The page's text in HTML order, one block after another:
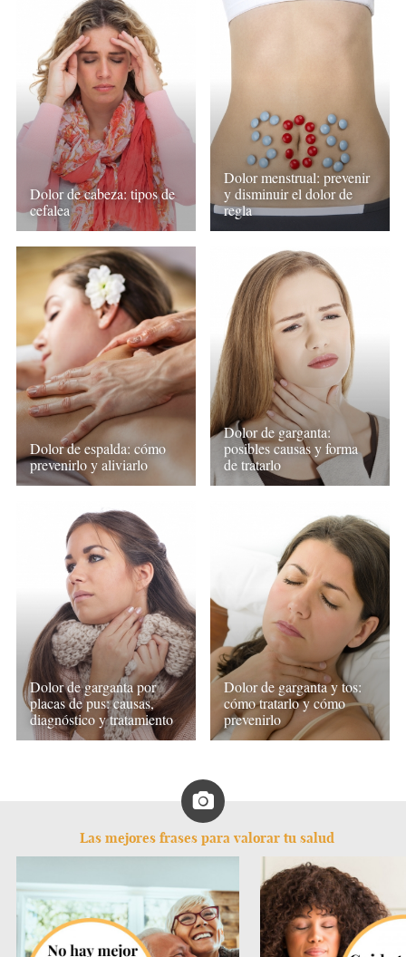
Dolor de cabeza: tipos de
cefalea
Dolor menstrual: prevenir
y disminuir el dolor de
regla
Dolor de espalda: cómo
prevenirlo y aliviarlo
Dolor de garganta:
posibles causas y forma
de tratarlo
Dolor de garganta por
placas de pus: causas,
diagnóstico y tratamiento
Dolor de garganta y tos:
cómo tratarlo y cómo
prevenirlo
Las mejores frases para valorar tu salud